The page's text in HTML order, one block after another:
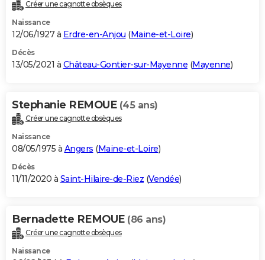
Créer une cagnotte obsèques
Naissance
12/06/1927 à Erdre-en-Anjou (Maine-et-Loire)
Décès
13/05/2021 à Château-Gontier-sur-Mayenne (Mayenne)
Stephanie REMOUE (45 ans)
Créer une cagnotte obsèques
Naissance
08/05/1975 à Angers (Maine-et-Loire)
Décès
11/11/2020 à Saint-Hilaire-de-Riez (Vendée)
Bernadette REMOUE (86 ans)
Créer une cagnotte obsèques
Naissance